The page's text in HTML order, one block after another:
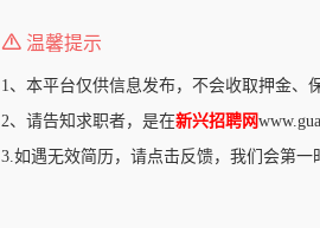
温馨提示
1、本平台仅供信息发布，不会收取押金、
2、请告知求职者，是在新兴招聘网
3.如遇无效简历，请点击反馈，我们会第一